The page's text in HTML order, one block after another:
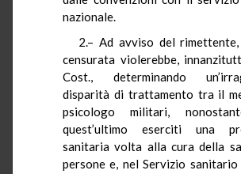
nazionale.
2.– Ad avviso del
censurata violerebbe,
Cost., determinando
disparità di trattamento tra il
psicologo militari,
quest’ultimo eserciti una
sanitaria volta alla cura della
persone e, nel Servizio sanitario